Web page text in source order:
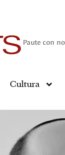
Paute con
Cultura